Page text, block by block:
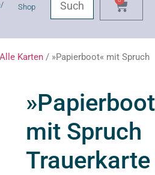
Shop
Alle Karten / »Papierboot« mit Spruch
mit Spruch
Trauerkarte